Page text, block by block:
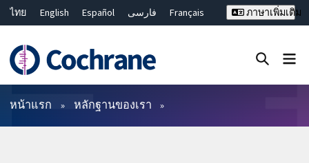
ไทย English Español فارسی
Français
Bahasa Malaysia
繁體中文 简体中文
ภาษาเพิ่มเติม
ตัวกรอง
หน้าแรก หลักฐานของเรา